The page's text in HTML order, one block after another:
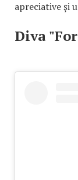
apreciative și
Diva